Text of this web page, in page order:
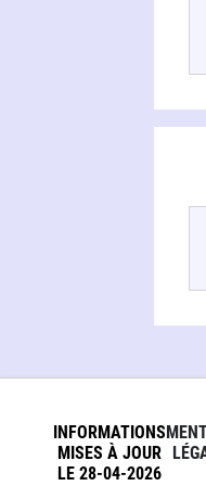
INFORMATIONS
MISES À JOUR
LE 28-04-2026